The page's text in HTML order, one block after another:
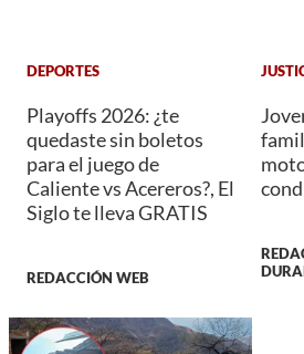
DEPORTES
Playoffs 2026: ¿te
quedaste sin boletos
para el juego de
Caliente vs Acereros?, El
Siglo te lleva GRATIS
REDACCIÓN WEB